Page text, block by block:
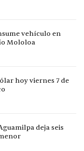
vehículo en
Mololoa
hoy viernes 7 de
deja seis